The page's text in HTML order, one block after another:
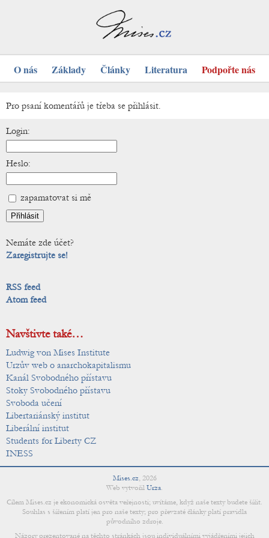
O nás Základy Články Literatura Podpořte nás
Pro psaní komentářů je třeba se přihlásit.
Login:
Heslo:
zapamatovat si mě
Nemáte zde účet?
Zaregistrujte se!
RSS feed
Atom feed
Navštivte také…
Ludwig von Mises Institute
Urzův web o anarchokapitalismu
Kanál Svobodného přístavu
Stoky Svobodného přístavu
Svoboda učení
Libertariánský institut
Liberální institut
Students for Liberty CZ
INESS
Mises.cz, 2026
Web vytvořil Urza.
Cílem Mises.cz je ekonomická osvěta veřejnosti; uvítáme, když naše texty budete šířit.
Souhlas s šířením platí jen pro naše texty; pro převzaté články platí pravidla
původního zdroje.
Názory prezentované na těchto stránkách jsou individuálními vyjádřeními jejich